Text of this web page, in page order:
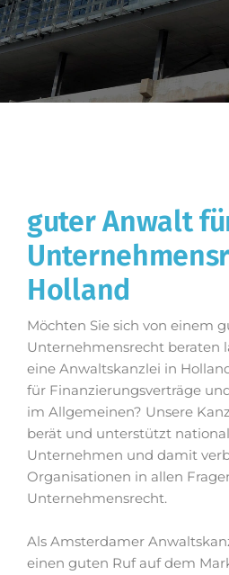
guter Anwalt
Holland
Möchten Sie sich von einem
Unternehmensrecht beraten
eine Anwaltskanzlei in
für Finanzierungsverträge
im Allgemeinen? Unsere
berät und unterstützt
Unternehmen und damit
Organisationen in allen
Unternehmensrecht.
Als Amsterdamer
einen guten Ruf auf dem